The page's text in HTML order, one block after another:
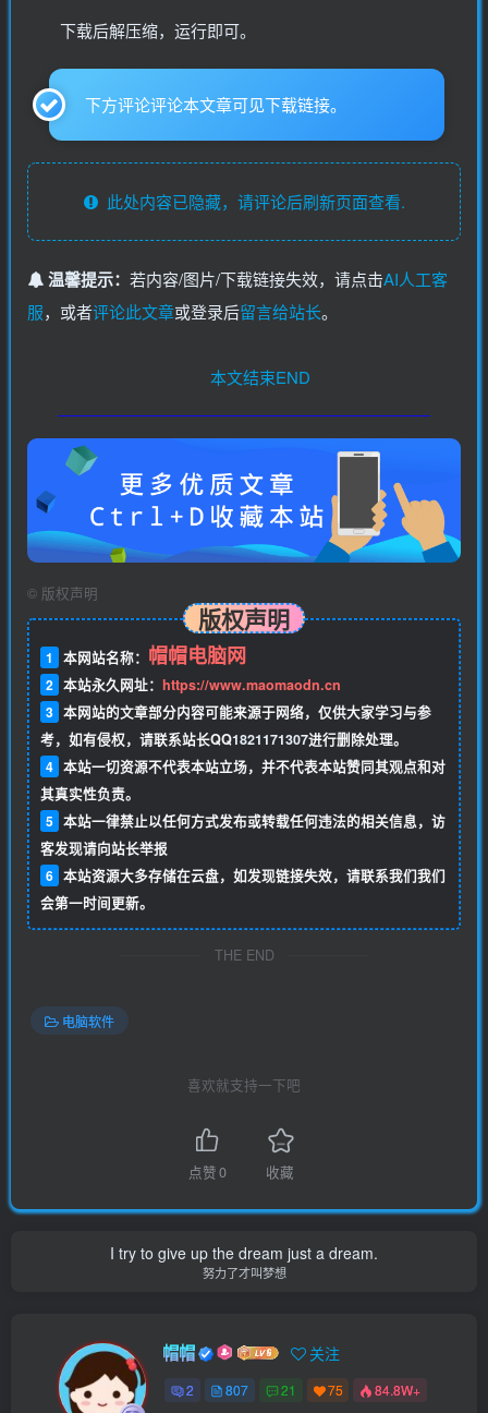
下载后解压缩，运行即可。
下方评论评论本文章可见下载链接。
此处内容已隐藏，请评论后刷新页面查看.
温馨提示： 若内容/图片/下载链接失效，请点击AI人工客
服，或者评论此文章或登录后留言给站长。
本文结束END
© 版权声明
版权声明
1 本网站名称： 帽帽电脑网
2 本站永久网址： https://www.maomaodn.cn
3 本网站的文章部分内容可能来源于网络，仅供大家学习与参
考，如有侵权，请联系站长QQ1821171307进行删除处理。
4 本站一切资源不代表本站立场，并不代表本站赞同其观点和对
其真实性负责。
5 本站一律禁止以任何方式发布或转载任何违法的相关信息，访
客发现请向站长举报
6 本站资源大多存储在云盘，如发现链接失效，请联系我们我们
会第一时间更新。
THE END
电脑软件
喜欢就支持一下吧
点赞0 收藏
I try to give up the dream just a dream.
努力了才叫梦想
帽帽 关注
2 807 21 75 84.8W+